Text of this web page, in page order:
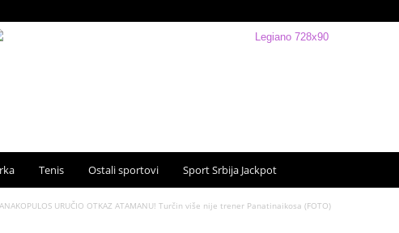
Tenis Ostali sportovi Sport Srbija Jackpot
URUČIO OTKAZ ATAMANU! Turčin više nije trener Panatinaikosa (FOTO)